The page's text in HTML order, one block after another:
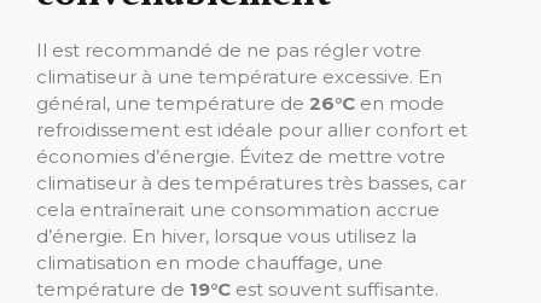
Il est recommandé de ne pas régler votre
climatiseur à une température excessive. En
général, une température de 26°C en mode
refroidissement est idéale pour allier confort et
économies d’énergie. Évitez de mettre votre
climatiseur à des températures très basses, car
cela entraînerait une consommation accrue
d’énergie. En hiver, lorsque vous utilisez la
climatisation en mode chauffage, une
température de 19°C est souvent suffisante.